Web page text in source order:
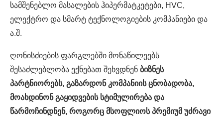
სამშენებლო მასალების ჰიპერმატკეტები, HVC,
ელექტრო და სმარტ ტექნოლოგიების კომპანიები და
ა.შ.
ღონისძიების ფარგლებში მონაწილეებს
შესაძლებლობა ექნებათ შეხვდნენ ბიზნეს
პარტნიორებს, გაზარდონ კომპანიის ცნობადობა,
მოახდინონ გაყიდვების სტიმულირება და
წარმოჩინდნენ, როგორც მსოფლიოს პრემიუმ უძრავი